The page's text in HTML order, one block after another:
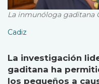
La inmunóloga gaditana
Cadiz
La investigación
gaditana ha
los pequeños a